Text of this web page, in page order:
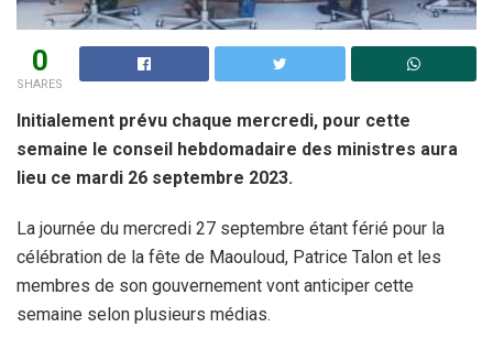
0
SHARES
Initialement prévu chaque mercredi, pour cette
semaine le conseil hebdomadaire des ministres aura
lieu ce mardi 26 septembre 2023.
La journée du mercredi 27 septembre étant férié pour la
célébration de la fête de Maouloud, Patrice Talon et les
membres de son gouvernement vont anticiper cette
semaine selon plusieurs médias.